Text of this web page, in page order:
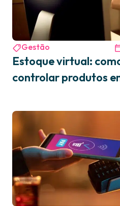
Gestão
Estoque virtual:
controlar produtos